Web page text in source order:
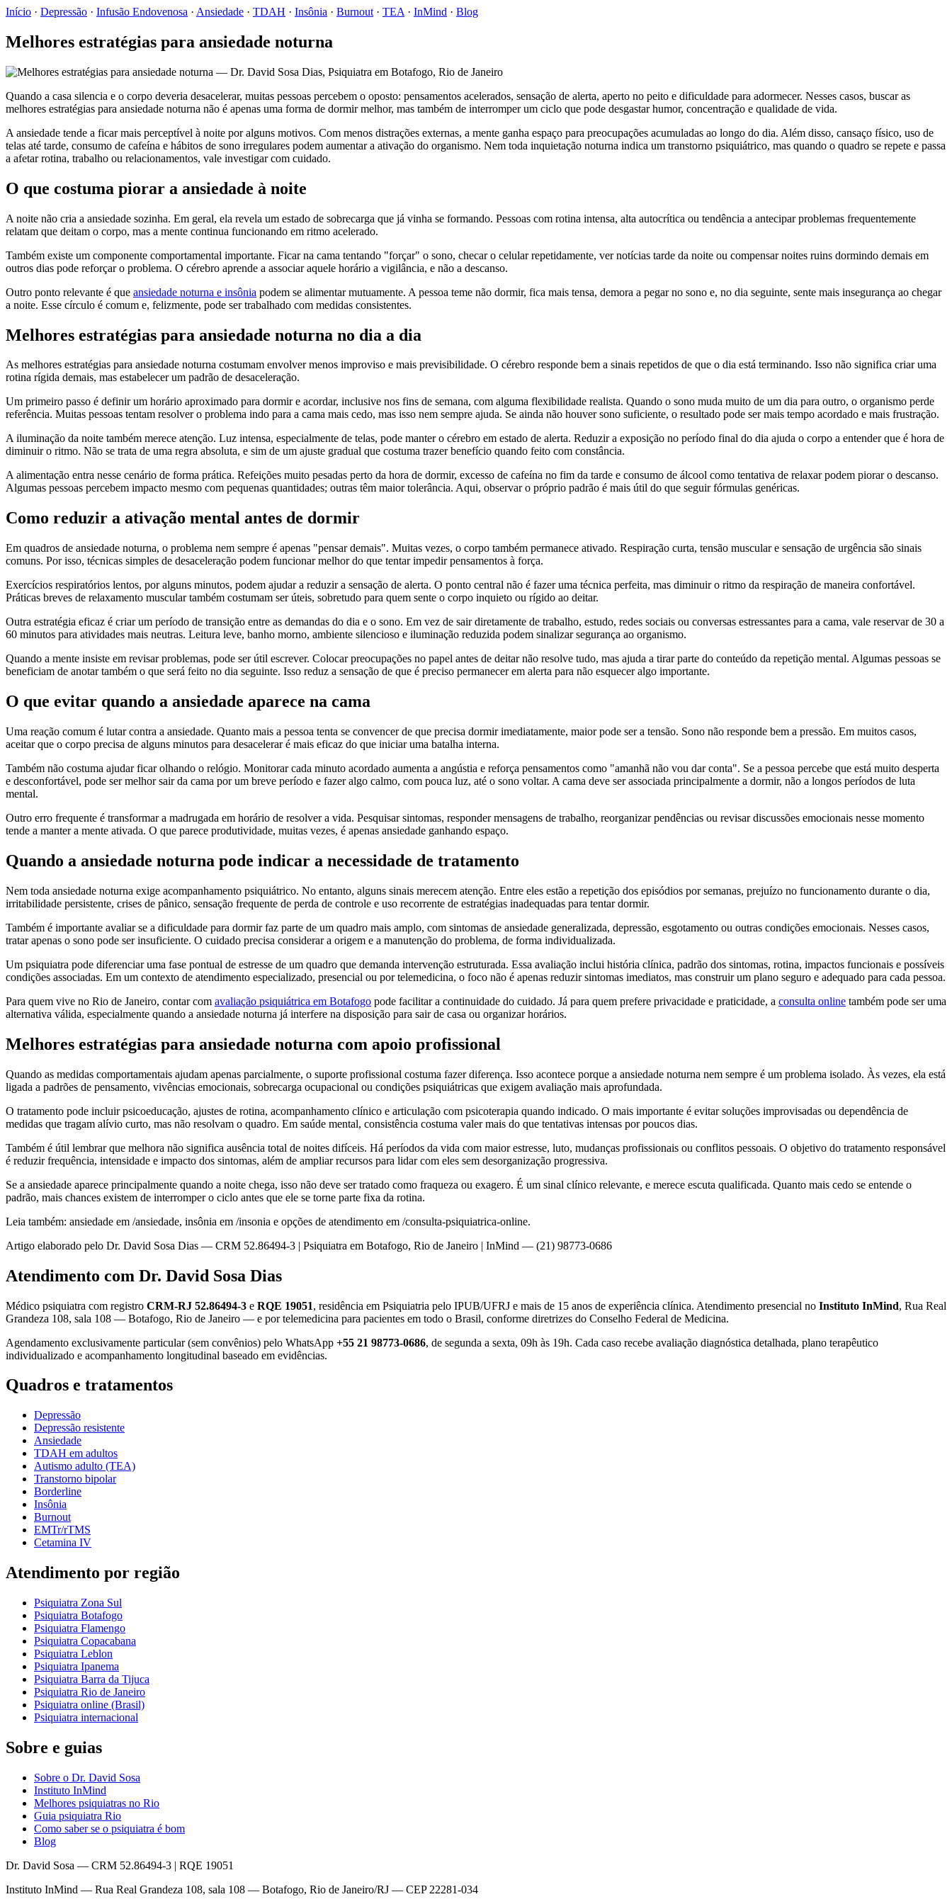
Início · Depressão · Infusão Endovenosa · Ansiedade · TDAH · Insônia · Burnout · TEA · InMind · Blog
Melhores estratégias para ansiedade noturna
Quando a casa silencia e o corpo deveria desacelerar, muitas pessoas percebem o oposto: pensamentos acelerados, sensação de alerta, aperto no peito e dificuldade para adormecer. Nesses casos, buscar as
melhores estratégias para ansiedade noturna não é apenas uma forma de dormir melhor, mas também de interromper um ciclo que pode desgastar humor, concentração e qualidade de vida.
A ansiedade tende a ficar mais perceptível à noite por alguns motivos. Com menos distrações externas, a mente ganha espaço para preocupações acumuladas ao longo do dia. Além disso, cansaço físico, uso de
telas até tarde, consumo de cafeína e hábitos de sono irregulares podem aumentar a ativação do organismo. Nem toda inquietação noturna indica um transtorno psiquiátrico, mas quando o quadro se repete e passa
a afetar rotina, trabalho ou relacionamentos, vale investigar com cuidado.
O que costuma piorar a ansiedade à noite
A noite não cria a ansiedade sozinha. Em geral, ela revela um estado de sobrecarga que já vinha se formando. Pessoas com rotina intensa, alta autocrítica ou tendência a antecipar problemas frequentemente
relatam que deitam o corpo, mas a mente continua funcionando em ritmo acelerado.
Também existe um componente comportamental importante. Ficar na cama tentando "forçar" o sono, checar o celular repetidamente, ver notícias tarde da noite ou compensar noites ruins dormindo demais em
outros dias pode reforçar o problema. O cérebro aprende a associar aquele horário a vigilância, e não a descanso.
Outro ponto relevante é que ansiedade noturna e insônia podem se alimentar mutuamente. A pessoa teme não dormir, fica mais tensa, demora a pegar no sono e, no dia seguinte, sente mais insegurança ao chegar
a noite. Esse círculo é comum e, felizmente, pode ser trabalhado com medidas consistentes.
Melhores estratégias para ansiedade noturna no dia a dia
As melhores estratégias para ansiedade noturna costumam envolver menos improviso e mais previsibilidade. O cérebro responde bem a sinais repetidos de que o dia está terminando. Isso não significa criar uma
rotina rígida demais, mas estabelecer um padrão de desaceleração.
Um primeiro passo é definir um horário aproximado para dormir e acordar, inclusive nos fins de semana, com alguma flexibilidade realista. Quando o sono muda muito de um dia para outro, o organismo perde
referência. Muitas pessoas tentam resolver o problema indo para a cama mais cedo, mas isso nem sempre ajuda. Se ainda não houver sono suficiente, o resultado pode ser mais tempo acordado e mais frustração.
A iluminação da noite também merece atenção. Luz intensa, especialmente de telas, pode manter o cérebro em estado de alerta. Reduzir a exposição no período final do dia ajuda o corpo a entender que é hora de
diminuir o ritmo. Não se trata de uma regra absoluta, e sim de um ajuste gradual que costuma trazer benefício quando feito com constância.
A alimentação entra nesse cenário de forma prática. Refeições muito pesadas perto da hora de dormir, excesso de cafeína no fim da tarde e consumo de álcool como tentativa de relaxar podem piorar o descanso.
Algumas pessoas percebem impacto mesmo com pequenas quantidades; outras têm maior tolerância. Aqui, observar o próprio padrão é mais útil do que seguir fórmulas genéricas.
Como reduzir a ativação mental antes de dormir
Em quadros de ansiedade noturna, o problema nem sempre é apenas "pensar demais". Muitas vezes, o corpo também permanece ativado. Respiração curta, tensão muscular e sensação de urgência são sinais
comuns. Por isso, técnicas simples de desaceleração podem funcionar melhor do que tentar impedir pensamentos à força.
Exercícios respiratórios lentos, por alguns minutos, podem ajudar a reduzir a sensação de alerta. O ponto central não é fazer uma técnica perfeita, mas diminuir o ritmo da respiração de maneira confortável.
Práticas breves de relaxamento muscular também costumam ser úteis, sobretudo para quem sente o corpo inquieto ou rígido ao deitar.
Outra estratégia eficaz é criar um período de transição entre as demandas do dia e o sono. Em vez de sair diretamente de trabalho, estudo, redes sociais ou conversas estressantes para a cama, vale reservar de 30 a
60 minutos para atividades mais neutras. Leitura leve, banho morno, ambiente silencioso e iluminação reduzida podem sinalizar segurança ao organismo.
Quando a mente insiste em revisar problemas, pode ser útil escrever. Colocar preocupações no papel antes de deitar não resolve tudo, mas ajuda a tirar parte do conteúdo da repetição mental. Algumas pessoas se
beneficiam de anotar também o que será feito no dia seguinte. Isso reduz a sensação de que é preciso permanecer em alerta para não esquecer algo importante.
O que evitar quando a ansiedade aparece na cama
Uma reação comum é lutar contra a ansiedade. Quanto mais a pessoa tenta se convencer de que precisa dormir imediatamente, maior pode ser a tensão. Sono não responde bem a pressão. Em muitos casos,
aceitar que o corpo precisa de alguns minutos para desacelerar é mais eficaz do que iniciar uma batalha interna.
Também não costuma ajudar ficar olhando o relógio. Monitorar cada minuto acordado aumenta a angústia e reforça pensamentos como "amanhã não vou dar conta". Se a pessoa percebe que está muito desperta
e desconfortável, pode ser melhor sair da cama por um breve período e fazer algo calmo, com pouca luz, até o sono voltar. A cama deve ser associada principalmente a dormir, não a longos períodos de luta
mental.
Outro erro frequente é transformar a madrugada em horário de resolver a vida. Pesquisar sintomas, responder mensagens de trabalho, reorganizar pendências ou revisar discussões emocionais nesse momento
tende a manter a mente ativada. O que parece produtividade, muitas vezes, é apenas ansiedade ganhando espaço.
Quando a ansiedade noturna pode indicar a necessidade de tratamento
Nem toda ansiedade noturna exige acompanhamento psiquiátrico. No entanto, alguns sinais merecem atenção. Entre eles estão a repetição dos episódios por semanas, prejuízo no funcionamento durante o dia,
irritabilidade persistente, crises de pânico, sensação frequente de perda de controle e uso recorrente de estratégias inadequadas para tentar dormir.
Também é importante avaliar se a dificuldade para dormir faz parte de um quadro mais amplo, com sintomas de ansiedade generalizada, depressão, esgotamento ou outras condições emocionais. Nesses casos,
tratar apenas o sono pode ser insuficiente. O cuidado precisa considerar a origem e a manutenção do problema, de forma individualizada.
Um psiquiatra pode diferenciar uma fase pontual de estresse de um quadro que demanda intervenção estruturada. Essa avaliação inclui história clínica, padrão dos sintomas, rotina, impactos funcionais e possíveis
condições associadas. Em um contexto de atendimento especializado, presencial ou por telemedicina, o foco não é apenas reduzir sintomas imediatos, mas construir um plano seguro e adequado para cada pessoa.
Para quem vive no Rio de Janeiro, contar com avaliação psiquiátrica em Botafogo pode facilitar a continuidade do cuidado. Já para quem prefere privacidade e praticidade, a consulta online também pode ser uma
alternativa válida, especialmente quando a ansiedade noturna já interfere na disposição para sair de casa ou organizar horários.
Melhores estratégias para ansiedade noturna com apoio profissional
Quando as medidas comportamentais ajudam apenas parcialmente, o suporte profissional costuma fazer diferença. Isso acontece porque a ansiedade noturna nem sempre é um problema isolado. Às vezes, ela está
ligada a padrões de pensamento, vivências emocionais, sobrecarga ocupacional ou condições psiquiátricas que exigem avaliação mais aprofundada.
O tratamento pode incluir psicoeducação, ajustes de rotina, acompanhamento clínico e articulação com psicoterapia quando indicado. O mais importante é evitar soluções improvisadas ou dependência de
medidas que tragam alívio curto, mas não resolvam o quadro. Em saúde mental, consistência costuma valer mais do que tentativas intensas por poucos dias.
Também é útil lembrar que melhora não significa ausência total de noites difíceis. Há períodos da vida com maior estresse, luto, mudanças profissionais ou conflitos pessoais. O objetivo do tratamento responsável
é reduzir frequência, intensidade e impacto dos sintomas, além de ampliar recursos para lidar com eles sem desorganização progressiva.
Se a ansiedade aparece principalmente quando a noite chega, isso não deve ser tratado como fraqueza ou exagero. É um sinal clínico relevante, e merece escuta qualificada. Quanto mais cedo se entende o
padrão, mais chances existem de interromper o ciclo antes que ele se torne parte fixa da rotina.
Leia também: ansiedade em /ansiedade, insônia em /insonia e opções de atendimento em /consulta-psiquiatrica-online.
Artigo elaborado pelo Dr. David Sosa Dias — CRM 52.86494-3 | Psiquiatra em Botafogo, Rio de Janeiro | InMind — (21) 98773-0686
Atendimento com Dr. David Sosa Dias
Médico psiquiatra com registro CRM-RJ 52.86494-3 e RQE 19051, residência em Psiquiatria pelo IPUB/UFRJ e mais de 15 anos de experiência clínica. Atendimento presencial no Instituto InMind, Rua Real
Grandeza 108, sala 108 — Botafogo, Rio de Janeiro — e por telemedicina para pacientes em todo o Brasil, conforme diretrizes do Conselho Federal de Medicina.
Agendamento exclusivamente particular (sem convênios) pelo WhatsApp +55 21 98773-0686, de segunda a sexta, 09h às 19h. Cada caso recebe avaliação diagnóstica detalhada, plano terapêutico
individualizado e acompanhamento longitudinal baseado em evidências.
Quadros e tratamentos
Depressão
Depressão resistente
Ansiedade
TDAH em adultos
Autismo adulto (TEA)
Transtorno bipolar
Borderline
Insônia
Burnout
EMTr/rTMS
Cetamina IV
Atendimento por região
Psiquiatra Zona Sul
Psiquiatra Botafogo
Psiquiatra Flamengo
Psiquiatra Copacabana
Psiquiatra Leblon
Psiquiatra Ipanema
Psiquiatra Barra da Tijuca
Psiquiatra Rio de Janeiro
Psiquiatra online (Brasil)
Psiquiatra internacional
Sobre e guias
Sobre o Dr. David Sosa
Instituto InMind
Melhores psiquiatras no Rio
Guia psiquiatra Rio
Como saber se o psiquiatra é bom
Blog
Dr. David Sosa — CRM 52.86494-3 | RQE 19051
Instituto InMind — Rua Real Grandeza 108, sala 108 — Botafogo, Rio de Janeiro/RJ — CEP 22281-034